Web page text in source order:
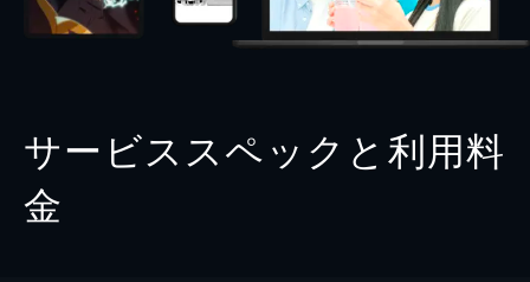
サービススペックと利用料
金